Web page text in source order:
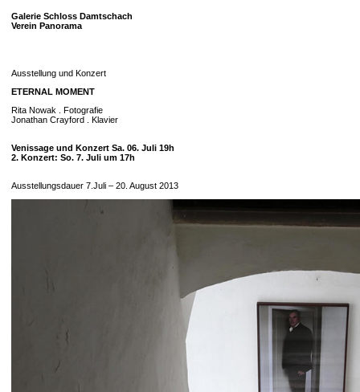
Galerie Schloss Damtschach
Verein Panorama
Ausstellung und Konzert
ETERNAL MOMENT
Rita Nowak . Fotografie
Jonathan Crayford . Klavier
Venissage und Konzert Sa. 06. Juli 19h
2. Konzert: So. 7. Juli um 17h
Ausstellungsdauer 7.Juli – 20. August 2013